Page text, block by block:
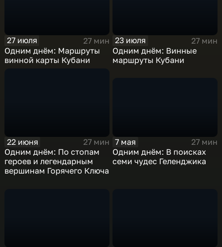
27 июля
27 мин
Одним днём: Маршруты
винной карты Кубани
23 июля
27 мин
Одним днём: Винные
маршруты Кубани
22 июня
27 мин
Одним днём: По стопам
героев и легендарным
вершинам Горячего Ключа
7 мая
27 мин
Одним днём: В поисках
семи чудес Геленджика